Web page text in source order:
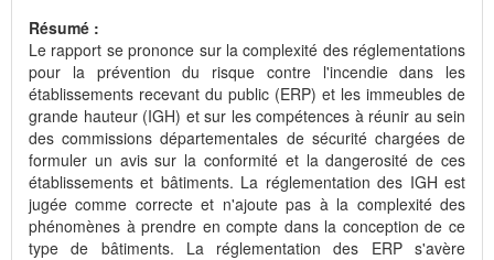
Résumé :
Le rapport se prononce sur la complexité des réglementations
pour la prévention du risque contre l'incendie dans les
établissements recevant du public (ERP) et les immeubles de
grande hauteur (IGH) et sur les compétences à réunir au sein
des commissions départementales de sécurité chargées de
formuler un avis sur la conformité et la dangerosité de ces
établissements et bâtiments. La réglementation des IGH est
jugée comme correcte et n'ajoute pas à la complexité des
phénomènes à prendre en compte dans la conception de ce
type de bâtiments. La réglementation des ERP s'avère